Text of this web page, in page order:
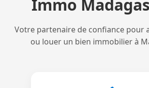
Immo
Votre partenaire de confiance pour
ou louer un bien immobilier à